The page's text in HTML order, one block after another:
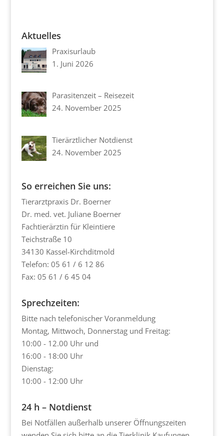
Aktuelles
Praxisurlaub
1. Juni 2026
Parasitenzeit – Reisezeit
24. November 2025
Tierärztlicher Notdienst
24. November 2025
So erreichen Sie uns:
Tierarztpraxis Dr. Boerner
Dr. med. vet. Juliane Boerner
Fachtierärztin für Kleintiere
Teichstraße 10
34130 Kassel-Kirchditmold
Telefon: 05 61 / 6 12 86
Fax: 05 61 / 6 45 04
Sprechzeiten:
Bitte nach telefonischer Voranmeldung
Montag, Mittwoch, Donnerstag und Freitag:
10:00 - 12.00 Uhr und
16:00 - 18:00 Uhr
Dienstag:
10:00 - 12:00 Uhr
24 h – Notdienst
Bei Notfällen außerhalb unserer Öffnungszeiten